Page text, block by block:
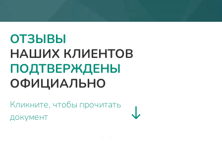
ОТЗЫВЫ
НАШИХ КЛИЕНТОВ
ПОДТВЕРЖДЕНЫ
ОФИЦИАЛЬНО
Кликните, чтобы прочитать
документ